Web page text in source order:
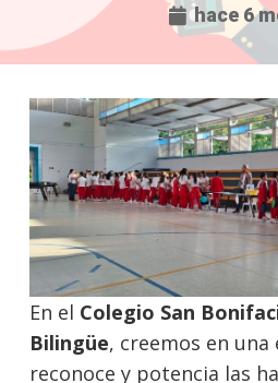
hace 6
En el Colegio San
Bilingüe, creemos en una
reconoce y potencia las